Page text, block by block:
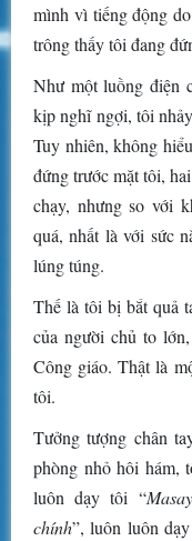
mình vì tiếng động
trông thấy tôi đang
Như một luồng điện
kịp nghĩ ngợi, tôi
Tuy nhiên, không
đứng trước mặt tôi,
chạy, nhưng so với
quá, nhất là với sức
lúng túng.
Thế là tôi bị bắt quả
của người chủ to
Công giáo. Thật là
tôi.
Tưởng tượng chân
phòng nhỏ hôi hám,
luôn dạy tôi “
chính”, luôn luôn